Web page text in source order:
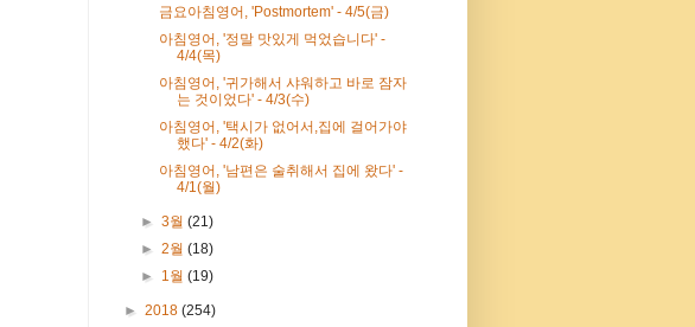
금요아침영어, 'Postmortem' - 4/5(금)
아침영어, '정말 맛있게 먹었습니다' -
4/4(목)
아침영어, '귀가해서 샤워하고 바로 잠자
는 것이었다' - 4/3(수)
아침영어, '택시가 없어서,집에 걸어가야
했다' - 4/2(화)
아침영어, '남편은 술취해서 집에 왔다' -
4/1(월)
►3월(21)
►2월(18)
► 1월(19)
► 2018 (254)